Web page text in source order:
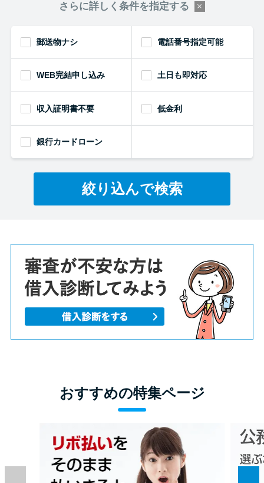
さらに詳しく条件を指定する
郵送物ナシ 電話番号指定可能
WEB完結申し込み 土日も即対応
収入証明書不要 低金利
銀行カードローン
絞り込んで検索
おすすめの特集ページ